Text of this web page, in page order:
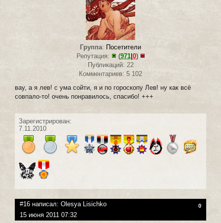
Группа: Посетители
Репутация:
(971| 0)
Публикаций: 22
Комментариев: 5 102
вау, а я лев! с ума сойти, я и по гороскопу Лев! ну как всё
совпало-то! очень понравилось, спасибо! +++
Зарегистрирован:
7.11.2010
#16 написал: Olesya Lisichko 0
15 июня 2011 07:32